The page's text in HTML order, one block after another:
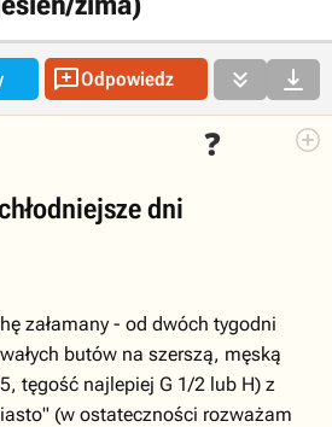
Odpowiedz  
❓
dni
załamany - od dwóch tygodni
butów na szerszą, męską
tęgość najlepiej G 1/2 lub H) z
(w ostateczności rozważam